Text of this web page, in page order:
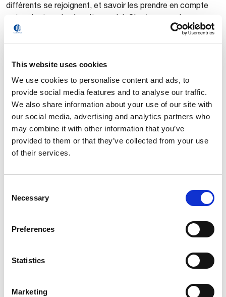
This website uses cookies
We use cookies to personalise content and ads, to
provide social media features and to analyse our traffic.
We also share information about your use of our site with
our social media, advertising and analytics partners who
may combine it with other information that you’ve
provided to them or that they’ve collected from your use
of their services.
Selection
Necessary
Preferences
Statistics
Marketing
différents se rejoignent, et savoir les prendre en compte
est un facteur de réussite crucial. C’est pourquoi nous
attendons de nos gestionnaires de projet qu’ils soient des
agents multiculturels, capables de soutenir de façon
des projets interculturels. Pour répondre à ce besoin, nous
avons développé un programme multiculturel spécial de
gestion de projet pour faciliter la collaboration entre des
équipes composées de personnes de différentes
nationalités.
Les outils pratiques produits ont été rassemblés dans une
boîte à outils que nos gestionnaires de projet utilisent dans
leurs projets.
Boîte à outils multiculturelle
Notre boîte à outils comprend trois zones reliées aux
pour soutenir les activités de lancement dans un projet
– inclut des outils
et les